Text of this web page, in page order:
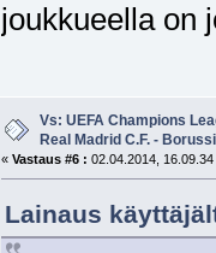
joukkueella on
Vs: UEFA Champions
Real Madrid C.F. -
« Vastaus #6 : 02.04.2014, 16.09.34
Lainaus